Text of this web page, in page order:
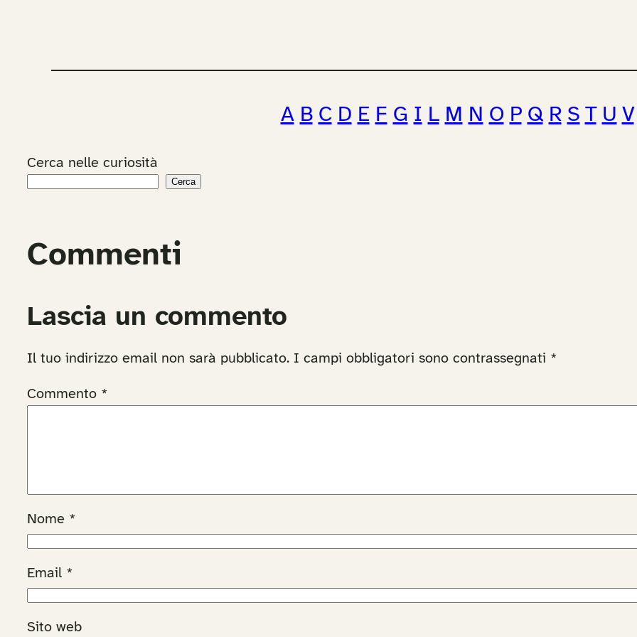
A B C D E F G I L M N O P Q R S T U V
Cerca nelle curiosità
Cerca
Commenti
Lascia un commento
Il tuo indirizzo email non sarà pubblicato. I campi obbligatori sono contrassegnati *
Commento *
Nome *
Email *
Sito web